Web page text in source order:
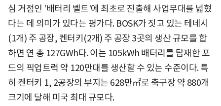
심 거점인 '배터리 벨트'에 최초로 진출해 사업무대를 넓혔
다는 데 의미가 있다는 평가다. BOSK가 짓고 있는 테네시
(1개) 주 공장, 켄터키(2개) 주 공장 3곳의 생산 규모를 합
하면 연 총 127GWh다. 이는 105kWh 배터리를 탑재한 포
드의 픽업트럭 약 120만대를 생산할 수 있는 수준이다. 특
히 켄터키 1, 2공장의 부지는 628만㎡로 축구장 약 880개
크기에 달해 미국 최대 규모다.